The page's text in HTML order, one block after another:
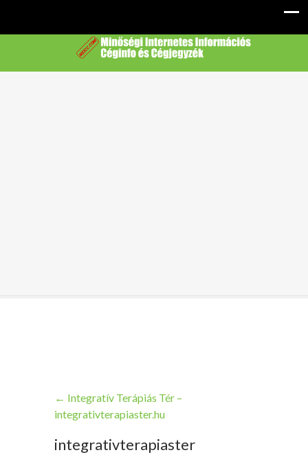
← Integratív Terápiás Tér –
integrativterapiaster.hu
integrativterapiaster